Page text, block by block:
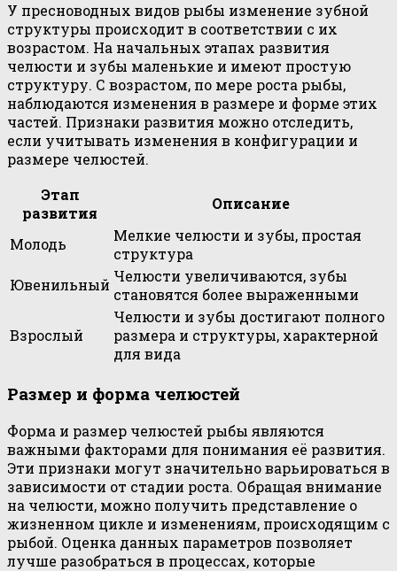
У пресноводных видов рыбы изменение зубной
структуры происходит в соответствии с их
возрастом. На начальных этапах развития
челюсти и зубы маленькие и имеют простую
структуру. С возрастом, по мере роста рыбы,
наблюдаются изменения в размере и форме этих
частей. Признаки развития можно отследить,
если учитывать изменения в конфигурации и
размере челюстей.
Этап
развития
Описание
Молодь
Мелкие челюсти и зубы, простая
структура
Ювенильный Челюсти увеличиваются, зубы
становятся более выраженными
Взрослый
Челюсти и зубы достигают полного
размера и структуры, характерной
для вида
Размер и форма челюстей
Форма и размер челюстей рыбы являются
важными факторами для понимания её развития.
Эти признаки могут значительно варьироваться в
зависимости от стадии роста. Обращая внимание
на челюсти, можно получить представление о
жизненном цикле и изменениям, происходящим с
рыбой. Оценка данных параметров позволяет
лучше разобраться в процессах, которые